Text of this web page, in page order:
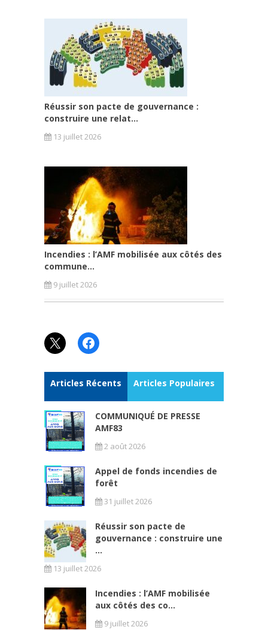
Réussir son pacte de gouvernance :
construire une relat...
13 juillet 2026
Incendies : l’AMF mobilisée aux côtés des
commune...
9 juillet 2026
X Facebook
Articles Récents Articles Populaires
COMMUNIQUÉ DE PRESSE
AMF83
2 août 2026
Appel de fonds incendies de
forêt
31 juillet 2026
Réussir son pacte de
gouvernance : construire une
...
13 juillet 2026
Incendies : l’AMF mobilisée
aux côtés des co...
9 juillet 2026